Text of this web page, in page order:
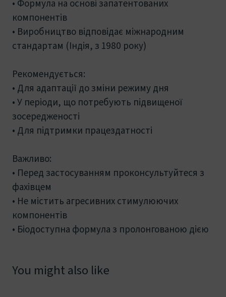
• Формула на основі запатентованих
компонентів
• Виробництво відповідає міжнародним
стандартам (Індія, з 1980 року)
Рекомендується:
• Для адаптації до зміни режиму дня
• У періоди, що потребують підвищеної
зосередженості
• Для підтримки працездатності
Важливо:
• Перед застосуванням проконсультуйтеся з
фахівцем
• Не містить агресивних стимулюючих
компонентів
• Біодоступна формула з пролонгованою дією
You might also like